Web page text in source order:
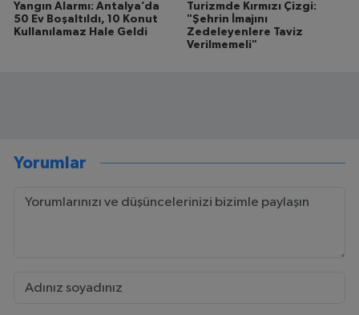
Yangın Alarmı: Antalya’da
50 Ev Boşaltıldı, 10 Konut
Kullanılamaz Hale Geldi
Turizmde Kırmızı Çizgi:
"Şehrin İmajını
Zedeleyenlere Taviz
Verilmemeli"
Yorumlar